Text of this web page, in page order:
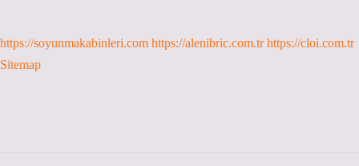
https://soyunmakabinleri.com https://alenibric.com.tr https://cloi.com.tr
Sitemap